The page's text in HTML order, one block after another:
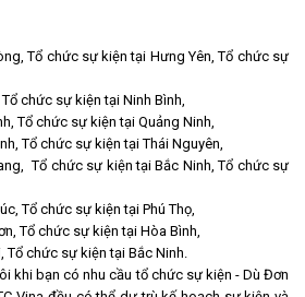
Tổ chức sự kiện tại Hưng Yên, Tổ chức sự
chức sự kiện tại Ninh Bình,
Tổ chức sự kiện tại Quảng Ninh,
Tổ chức sự kiện tại Thái Nguyên,
Tổ chức sự kiện tại Bắc Ninh, Tổ chức sự
Tổ chức sự kiện tại Phú Thọ,
Tổ chức sự kiện tại Hòa Bình,
chức sự kiện tại Bắc Ninh.
bạn có nhu cầu tổ chức sự kiện - Dù Đơn